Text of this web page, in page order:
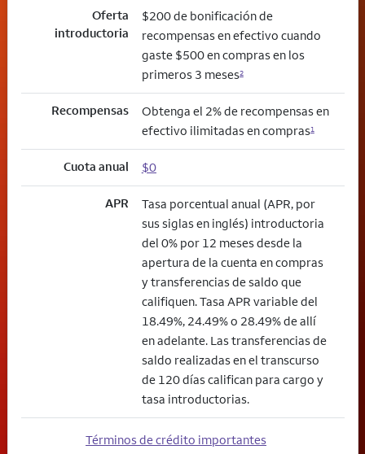
Oferta
introductoria
$200 de bonificación de
recompensas en efectivo cuando
gaste $500 en compras en los
primeros 3 meses2
Recompensas
Obtenga el 2% de recompensas en
efectivo ilimitadas en compras1
Cuota anual $0
APR
Tasa porcentual anual (APR, por
sus siglas en inglés) introductoria
del 0% por 12 meses desde la
apertura de la cuenta en compras
y transferencias de saldo que
califiquen. Tasa APR variable del
18.49%, 24.49% o 28.49% de allí
en adelante. Las transferencias de
saldo realizadas en el transcurso
de 120 días califican para cargo y
tasa introductorias.
Términos de crédito importantes